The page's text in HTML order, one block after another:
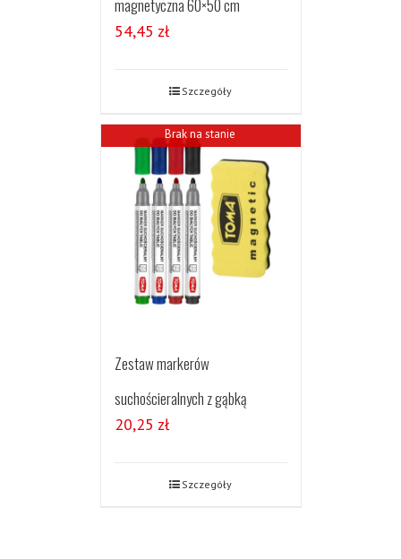
magnetyczna 60×50 cm
54,45 zł
Szczegóły
Brak na stanie
Zestaw markerów
suchościeralnych z gąbką
20,25 zł
Szczegóły